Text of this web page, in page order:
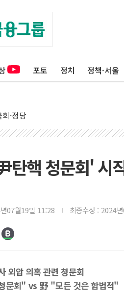
포토 정치 정책·서울
회·정당
탄핵 청문회' 시
07월19일 11:28 최종수정 : 2024
외압 의혹 관련 청문회
문회" vs 野 "모든 것은 합법적"